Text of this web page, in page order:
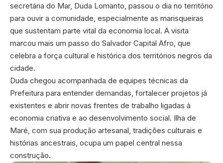
secretária do Mar, Duda Lomanto, passou o dia no território
para ouvir a comunidade, especialmente as marisqueiras
que sustentam parte vital da economia local. A visita
marcou mais um passo do Salvador Capital Afro, que
celebra a força cultural e histórica dos territórios negros da
cidade.
Duda chegou acompanhada de equipes técnicas da
Prefeitura para entender demandas, fortalecer projetos já
existentes e abrir novas frentes de trabalho ligadas à
economia criativa e ao desenvolvimento social. Ilha de
Maré, com sua produção artesanal, tradições culturais e
histórias ancestrais, ocupa um papel central nessa
construção.